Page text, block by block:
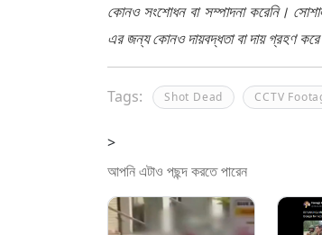
কোনও সংশোধন বা সম্পাদনা করেনি।
এর জন্য কোনও দায়বদ্ধতা বা দায় গ্রহণ
Tags: Shot Dead CCTV
>
আপনি এটাও পছন্দ করতে পারেন